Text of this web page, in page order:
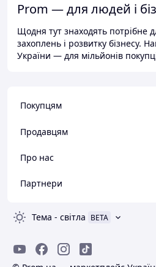
Prom — для людей і
Щодня тут знаходять потрібне
захоплень і розвитку бізнесу.
України — для мільйонів
Покупцям
Продавцям
Про нас
Партнери
Тема - світла BETA